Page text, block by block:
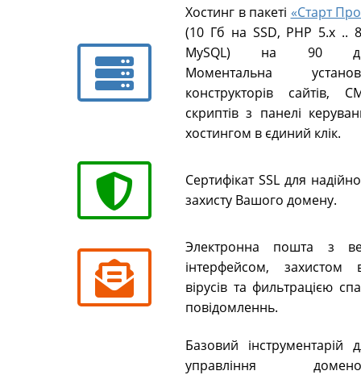
Хостинг в пакеті «Старт
(10 Гб на SSD, PHP 5.х ..
MySQL) на 90
Моментальна
конструкторів сайтів,
скриптів з панелі
хостингом в єдиний клік.
Сертифікат SSL для
захисту Вашого домену.
Электронна пошта з
інтерфейсом, захистом
вірусів та фильтрацією
повідомленнь.
Базовий інструментарій
управління